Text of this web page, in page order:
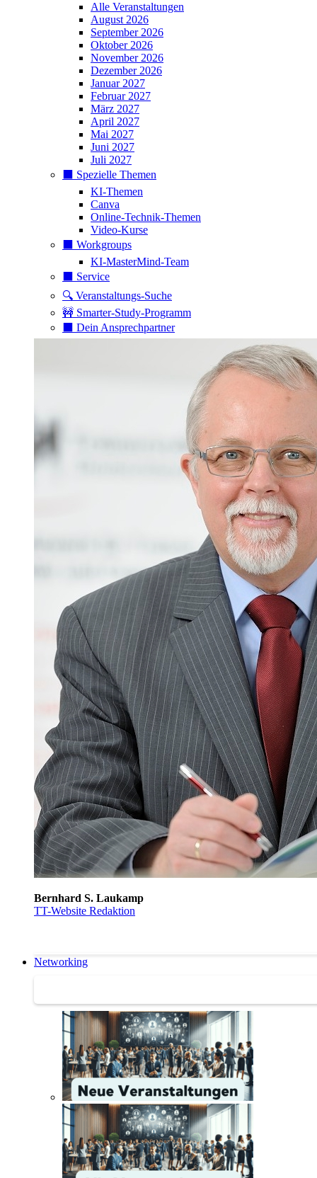
Alle Veranstaltungen
August 2026
September 2026
Oktober 2026
November 2026
Dezember 2026
Januar 2027
Februar 2027
März 2027
April 2027
Mai 2027
Juni 2027
Juli 2027
⬛️ Spezielle Themen
KI-Themen
Canva
Online-Technik-Themen
Video-Kurse
⬛️ Workgroups
KI-MasterMind-Team
⬛️ Service
🔍 Veranstaltungs-Suche
🚧 Smarter-Study-Programm
⬛️ Dein Ansprechpartner
Bernhard S. Laukamp
TT-Website Redaktion
Networking